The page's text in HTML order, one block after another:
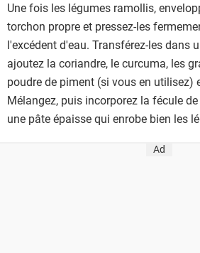
Une fois les légumes ramollis,
torchon propre et pressez-les
l'excédent d'eau. Transférez-les dans
ajoutez la coriandre, le curcuma, les
poudre de piment (si vous en
Mélangez, puis incorporez la fécule
une pâte épaisse qui enrobe bien les
Ad